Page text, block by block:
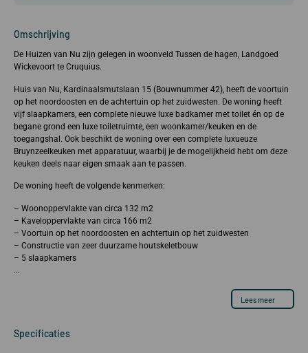
Omschrijving
De Huizen van Nu zijn gelegen in woonveld Tussen de hagen, Landgoed
Wickevoort te Cruquius.
Huis van Nu, Kardinaalsmutslaan 15 (Bouwnummer 42), heeft de voortuin
op het noordoosten en de achtertuin op het zuidwesten. De woning heeft
vijf slaapkamers, een complete nieuwe luxe badkamer met toilet én op de
begane grond een luxe toiletruimte, een woonkamer/keuken en de
toegangshal. Ook beschikt de woning over een complete luxueuze
Bruynzeelkeuken met apparatuur, waarbij je de mogelijkheid hebt om deze
keuken deels naar eigen smaak aan te passen.
De woning heeft de volgende kenmerken:
– Woonoppervlakte van circa 132 m2
– Kaveloppervlakte van circa 166 m2
– Voortuin op het noordoosten en achtertuin op het zuidwesten
– Constructie van zeer duurzame houtskeletbouw
– 5 slaapkamers
…
Lees meer
Specificaties